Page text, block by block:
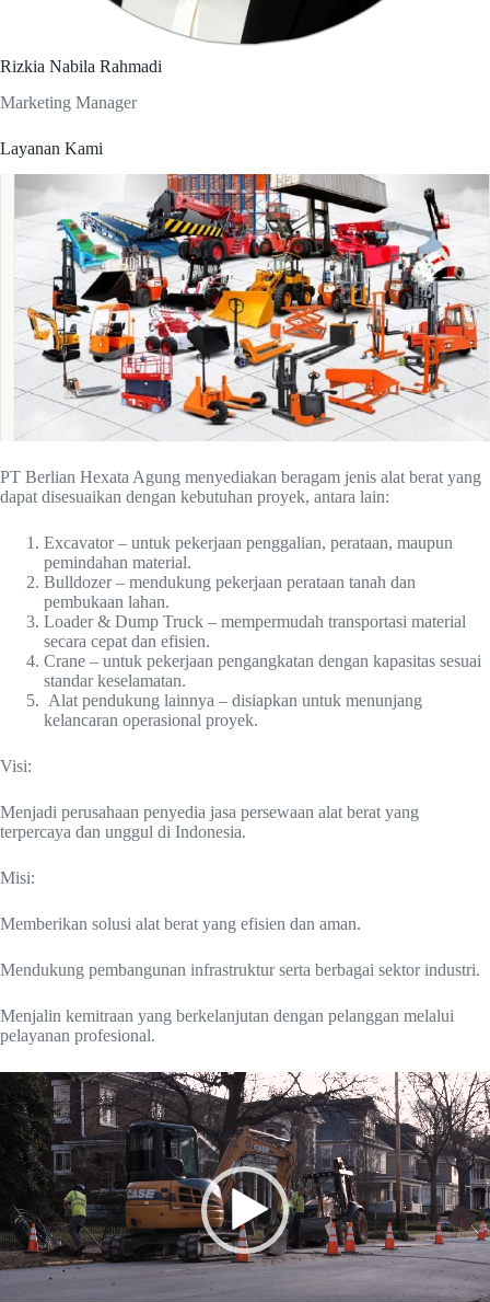
Rizkia Nabila Rahmadi
Marketing Manager
Layanan Kami
PT Berlian Hexata Agung menyediakan beragam jenis alat berat yang
dapat disesuaikan dengan kebutuhan proyek, antara lain:
Excavator – untuk pekerjaan penggalian, perataan, maupun
pemindahan material.
Bulldozer – mendukung pekerjaan perataan tanah dan
pembukaan lahan.
Loader & Dump Truck – mempermudah transportasi material
secara cepat dan efisien.
Crane – untuk pekerjaan pengangkatan dengan kapasitas sesuai
standar keselamatan.
Alat pendukung lainnya – disiapkan untuk menunjang
kelancaran operasional proyek.
Visi:
Menjadi perusahaan penyedia jasa persewaan alat berat yang
terpercaya dan unggul di Indonesia.
Misi:
Memberikan solusi alat berat yang efisien dan aman.
Mendukung pembangunan infrastruktur serta berbagai sektor industri.
Menjalin kemitraan yang berkelanjutan dengan pelanggan melalui
pelayanan profesional.
Video
Player